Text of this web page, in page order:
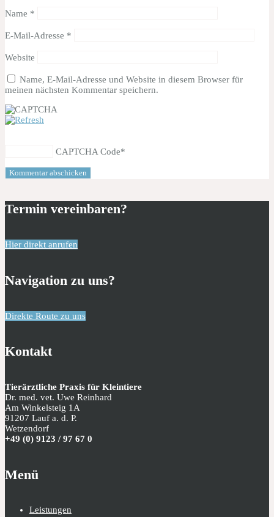
Name *
E-Mail-Adresse *
Website
Name, E-Mail-Adresse und Website in diesem Browser für
meinen nächsten Kommentar speichern.
CAPTCHA Code*
Termin vereinbaren?
Hier direkt anrufen
Navigation zu uns?
Direkte Route zu uns
Kontakt
Tierärztliche Praxis für Kleintiere
Dr. med. vet. Uwe Reinhard
Am Winkelsteig 1A
91207 Lauf a. d. P.
Wetzendorf
+49 (0) 9123 / 97 67 0
Menü
Leistungen